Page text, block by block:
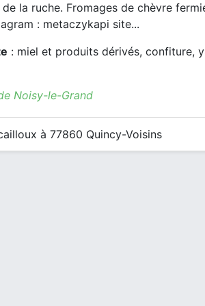
la ruche. Fromages de chèvre
: metaczykapi site...
: miel et produits dérivés, confiture,
Noisy-le-Grand
à 77860 Quincy-Voisins